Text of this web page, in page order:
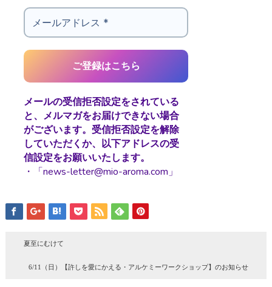
メールの受信拒否設定をされている
と、メルマガをお届けできない場合
がございます。受信拒否設定を解除
していただくか、以下アドレスの受
信設定をお願いいたします。
・「news-letter@mio-aroma.com」
夏至にむけて
6/11（日）【許しを愛にかえる・アルケミーワークショップ】のお知らせ